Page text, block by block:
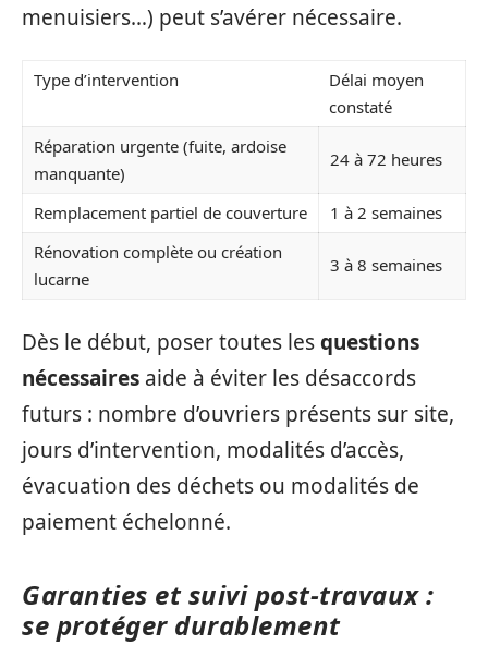
menuisiers…) peut s’avérer nécessaire.
Type d’intervention
Délai moyen
constaté
Réparation urgente (fuite, ardoise
manquante)
24 à 72 heures
Remplacement partiel de couverture
1 à 2 semaines
Rénovation complète ou création
lucarne
3 à 8 semaines
Dès le début, poser toutes lesquestions
nécessaires aide à éviter les désaccords
futurs : nombre d’ouvriers présents sur site,
jours d’intervention, modalités d’accès,
évacuation des déchets ou modalités de
paiement échelonné.
Garanties et suivi post-travaux :
se protéger durablement